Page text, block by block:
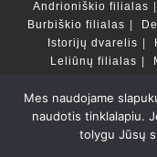
Andrioniškio filialas
Burbiškio filialas
Istorijų dvarelis
Leliūnų filialas
Copyright ©
Stanislovo
Mes naudojame
naudotis tinklalapiu.
tolygu Jūsų